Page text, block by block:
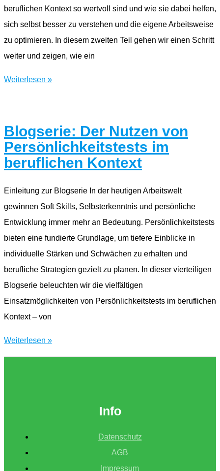
beruflichen Kontext so wertvoll sind und wie sie dabei helfen,
sich selbst besser zu verstehen und die eigene Arbeitsweise
zu optimieren. In diesem zweiten Teil gehen wir einen Schritt
weiter und zeigen, wie ein
Blogserie:
von
Persönlichkeitstests
im
Kontext
Weiterlesen »
Blogserie: Der Nutzen von
Persönlichkeitstests im
beruflichen Kontext
Einleitung zur Blogserie In der heutigen Arbeitswelt
gewinnen Soft Skills, Selbsterkenntnis und persönliche
Entwicklung immer mehr an Bedeutung. Persönlichkeitstests
bieten eine fundierte Grundlage, um tiefere Einblicke in
individuelle Stärken und Schwächen zu erhalten und
berufliche Strategien gezielt zu planen. In dieser vierteiligen
Blogserie beleuchten wir die vielfältigen
Einsatzmöglichkeiten von Persönlichkeitstests im beruflichen
Kontext – von
Blogserie:
Der
beruflichen
Kontext
Weiterlesen »
Info
Datenschutz
AGB
Impressum